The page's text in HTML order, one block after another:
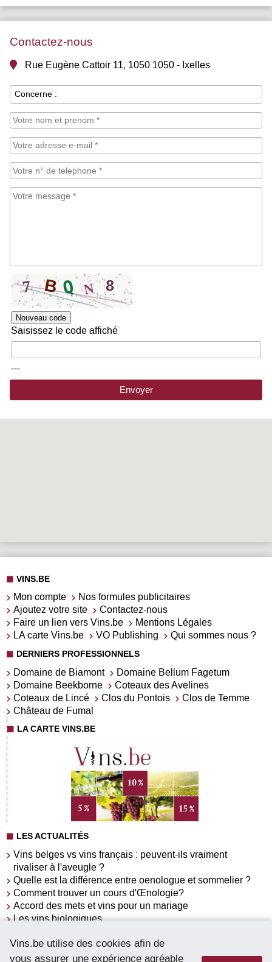
Contactez-nous
Rue Eugène Cattoir 11, 1050 1050 - Ixelles
Nouveau code
Saisissez le code affiché
---
Envoyer
Vins.be utilise des cookies afin de
vous assurer une expérience agréable
VINS.BE
Mon compte
Nos formules publicitaires
Ajoutez votre site
Contactez-nous
Faire un lien vers Vins.be
Mentions Légales
LA carte Vins.be
VO Publishing Qui sommes nous ?
DERNIERS PROFESSIONNELS
Domaine de Biamont
Domaine Bellum Fagetum
Domaine Beekborne
Coteaux des Avelines
Coteaux de Lincé
Clos du Pontois
Clos de Temme
Château de Fumal
LA CARTE VINS.BE
LES ACTUALITÉS
Vins belges vs vins français : peuvent-ils vraiment
rivaliser à l'aveugle ?
Quelle est la différence entre oenologue et sommelier ?
Comment trouver un cours d'Œnologie?
Accord des mets et vins pour un mariage
Les vins biologiques
Trouver la salle parfaite pour l'organisation d'une
dégustation de vins